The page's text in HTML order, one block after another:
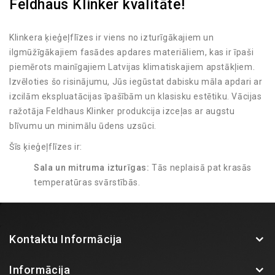
Feldhaus Klinker kvalitāte!
Klinkera ķieģeļflīzes ir viens no izturīgākajiem un
ilgmūžīgākajiem fasādes apdares materiāliem, kas ir īpaši
piemērots mainīgajiem Latvijas klimatiskajiem apstākļiem.
Izvēloties šo risinājumu, Jūs iegūstat dabisku māla apdari ar
izcilām ekspluatācijas īpašībām un klasisku estētiku. Vācijas
ražotāja Feldhaus Klinker produkcija izceļas ar augstu
blīvumu un minimālu ūdens uzsūci.
Šīs ķieģeļflīzes ir:
Sala un mitruma izturīgas: Tās neplaisā pat krasās
temperatūras svārstībās.
pārkrāsošana vai speciāla apkope.
Kontaktu Informācija
Informācija